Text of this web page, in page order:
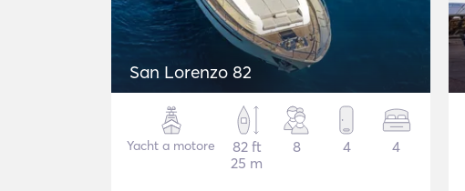
San Lorenzo 82
Yacht a motore
82 ft
25 m
8 4 4